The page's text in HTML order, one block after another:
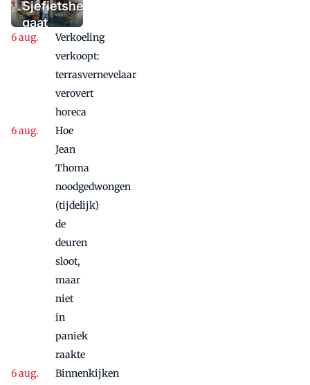
'Iedere dag een
waaaaaanzinnige
aanbieding'
Sjefietshe
gaat
vanwege
succes
maandje
Verkoeling
verkoopt:
terrasvernevelaar
verovert
horeca
Hoe
Jean
Thoma
noodgedwongen
(tijdelijk)
de
deuren
sloot,
maar
niet
in
paniek
raakte
Binnenkijken